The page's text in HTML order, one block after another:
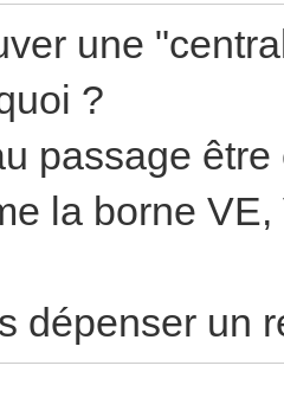
une
?
passage
la borne
dépenser un